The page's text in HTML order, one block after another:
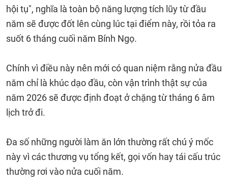
hội tụ", nghĩa là toàn bộ năng lượng tích lũy từ đầu
năm sẽ được đốt lên cùng lúc tại điểm này, rồi tỏa ra
suốt 6 tháng cuối năm Bính Ngọ.
Chính vì điều này nên mới có quan niệm rằng nửa đầu
năm chỉ là khúc dạo đầu, còn vận trình thật sự của
năm 2026 sẽ được định đoạt ở chặng từ tháng 6 âm
lịch trở đi.
Đa số những người làm ăn lớn thường rất chú ý mốc
này vì các thương vụ tổng kết, gọi vốn hay tái cấu trúc
thường rơi vào nửa cuối năm.